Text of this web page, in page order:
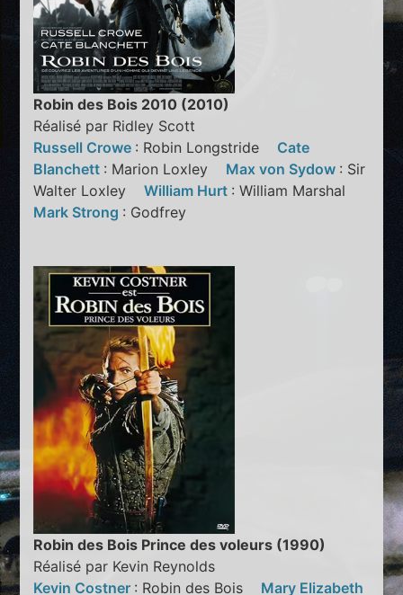
Robin des Bois 2010 (2010)
Réalisé par Ridley Scott
Russell Crowe : Robin Longstride Cate
Blanchett : Marion Loxley Max von Sydow : Sir
Walter LoxleyWilliam Hurt : William Marshal
Mark Strong : Godfrey
Robin des Bois Prince des voleurs (1990)
Réalisé par Kevin Reynolds
Kevin Costner : Robin des Bois Mary Elizabeth